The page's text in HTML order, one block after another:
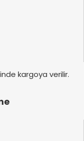
kargoya verilir.